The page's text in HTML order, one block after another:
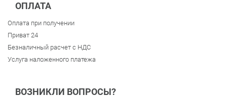
ОПЛАТА
Оплата при получении
Приват 24
Безналичный расчет с НДС
Услуга наложенного платежа
ВОЗНИКЛИ ВОПРОСЫ?